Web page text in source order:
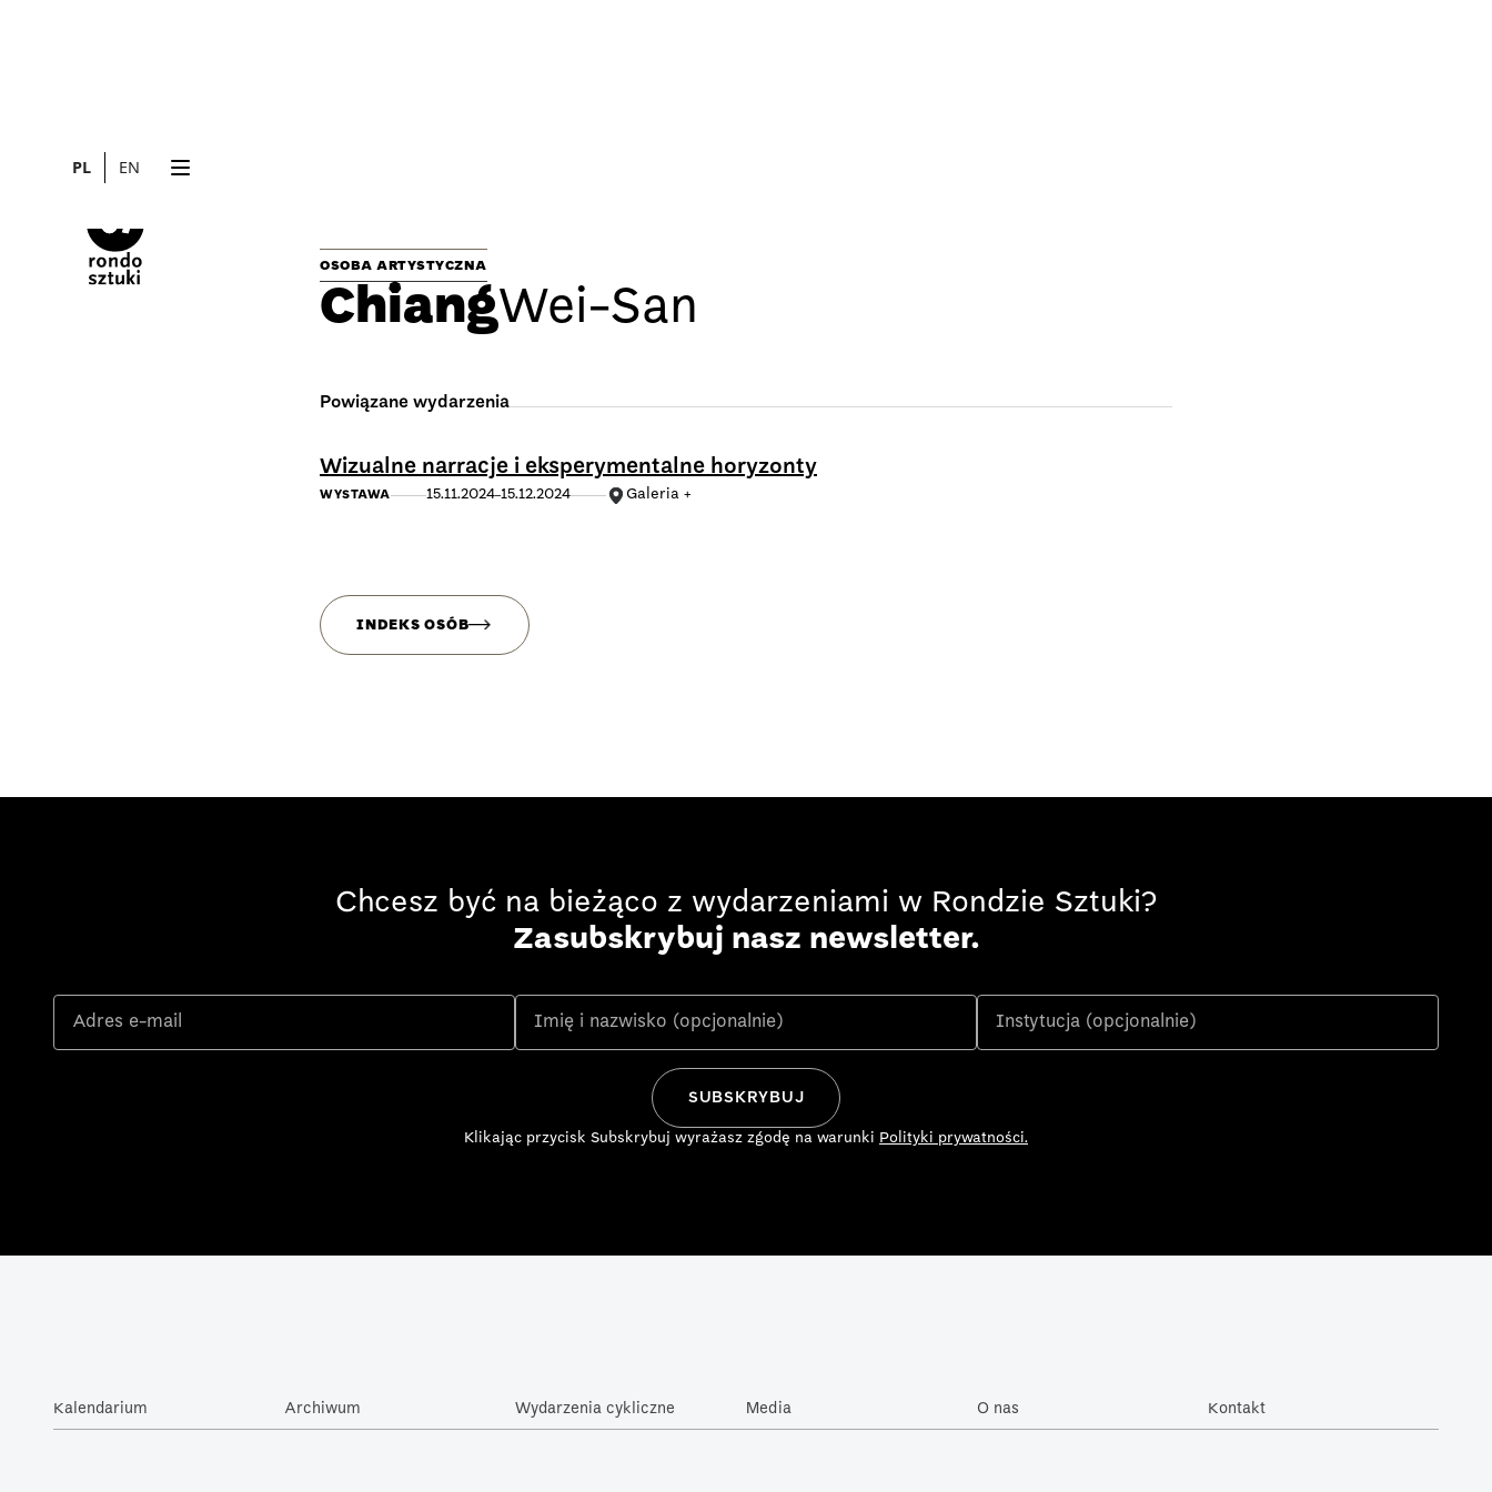
PL EN
OSOBA ARTYSTYCZNA
ChiangWei-San
Powiązane wydarzenia
Wizualne narracje i eksperymentalne horyzonty
WYSTAWA 15.11.2024 15.12.2024 Galeria +
INDEKS OSÓB
Chcesz być na bieżąco z wydarzeniami w Rondzie Sztuki?
Zasubskrybuj nasz newsletter.
Klikając przycisk Subskrybuj wyrażasz zgodę na warunki Polityki prywatności.
Kalendarium Archiwum Wydarzenia cykliczne Media O nas Kontakt